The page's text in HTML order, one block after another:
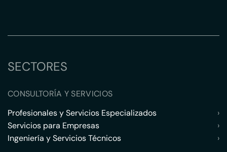
SECTORES
CONSULTORÍA Y SERVICIOS
Profesionales y Servicios Especializados
›
Servicios para Empresas
›
Ingeniería y Servicios Técnicos
›